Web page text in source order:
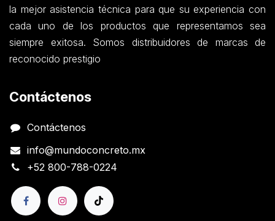
la mejor asistencia técnica para que su experiencia con
cada uno de los productos que representamos sea
siempre exitosa. Somos distribuidores de marcas de
reconocido prestigio
Contáctenos
Contáctenos
info@mundoconcreto.mx
+52 800-788-0224